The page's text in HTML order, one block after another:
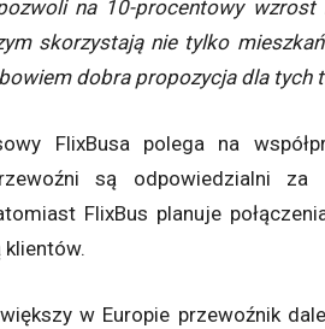
na 10-procentowy wzrost
skorzystają nie tylko
dobra propozycja dla tych
FlixBusa polega na
są odpowiedzialni za
FlixBus planuje
klientów.
w Europie przewoźnik